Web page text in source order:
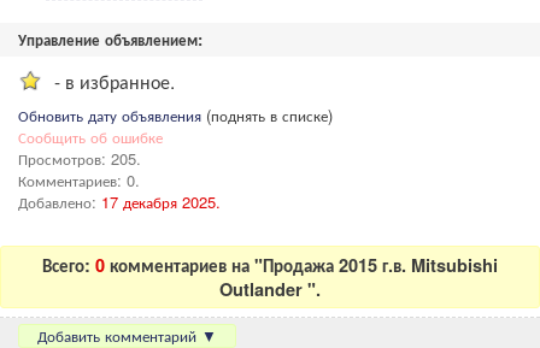
Управление объявлением:
- в избранное.
Обновить дату объявления (поднять в списке)
Сообщить об ошибке
Просмотров: 205.
Комментариев: 0.
Добавлено: 17 декабря 2025.
Всего: 0 комментариев на "Продажа 2015 г.в. Mitsubishi
Outlander ".
Добавить комментарий ▼